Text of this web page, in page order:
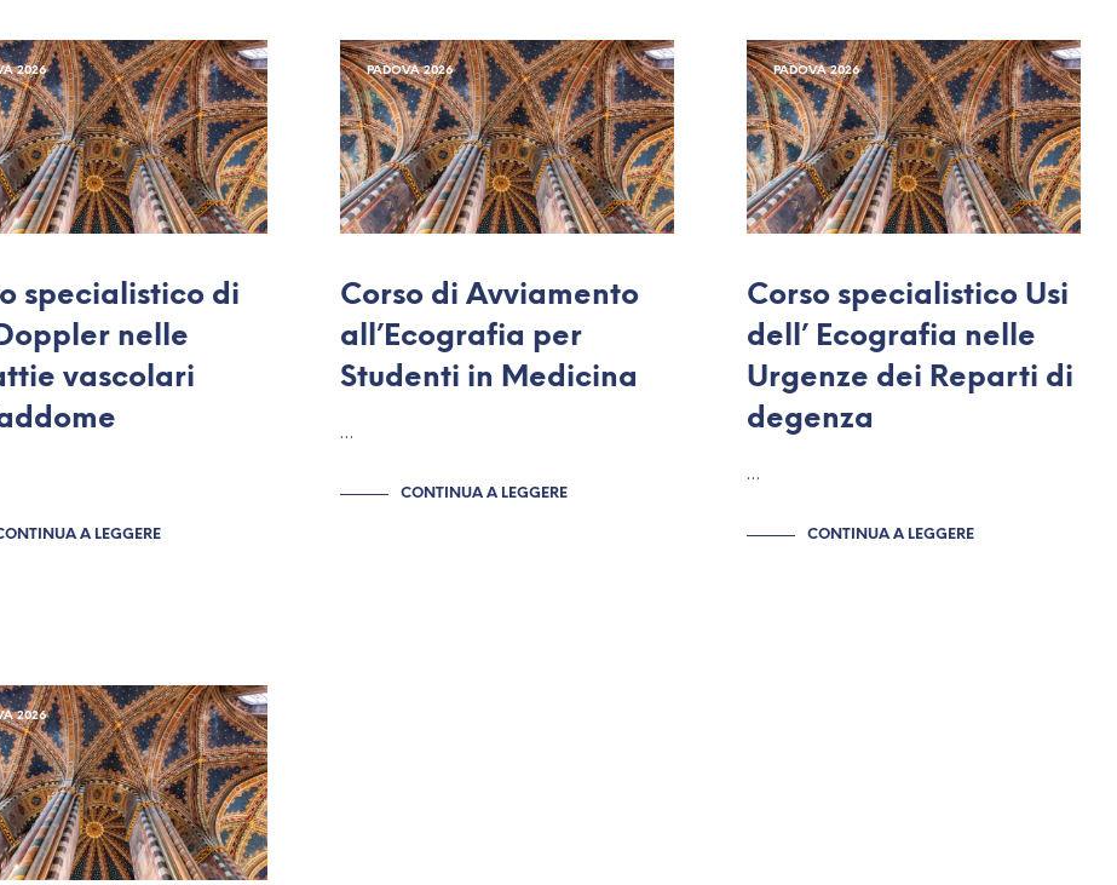
2026
specialistico di
nelle
vascolari
A LEGGERE
PADOVA 2026
Corso di Avviamento
all’Ecografia per
Studenti in Medicina
…
CONTINUA A LEGGERE
PADOVA 2026
Corso specialistico Usi
dell’ Ecografia nelle
Urgenze dei Reparti di
degenza
…
CONTINUA A LEGGERE
2026